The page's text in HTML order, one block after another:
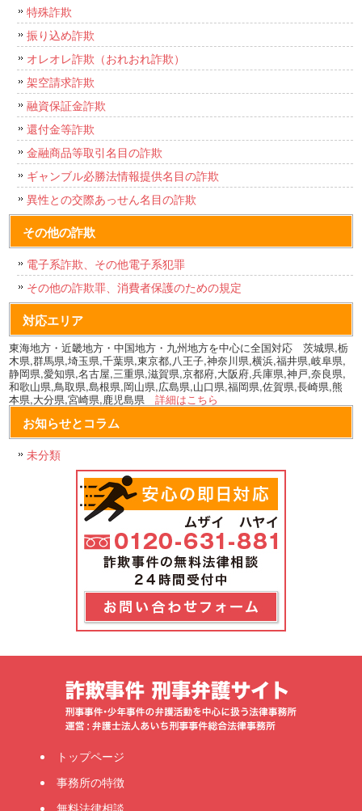
特殊詐欺
振り込め詐欺
オレオレ詐欺（おれおれ詐欺）
架空請求詐欺
融資保証金詐欺
還付金等詐欺
金融商品等取引名目の詐欺
ギャンブル必勝法情報提供名目の詐欺
異性との交際あっせん名目の詐欺
その他の詐欺
電子系詐欺、その他電子系犯罪
その他の詐欺罪、消費者保護のための規定
対応エリア
東海地方・近畿地方・中国地方・九州地方を中心に全国対応 茨城県,栃
木県,群馬県,埼玉県,千葉県,東京都,八王子,神奈川県,横浜,福井県,岐阜県,
静岡県,愛知県,名古屋,三重県,滋賀県,京都府,大阪府,兵庫県,神戸,奈良県,
和歌山県,鳥取県,島根県,岡山県,広島県,山口県,福岡県,佐賀県,長崎県,熊
本県,大分県,宮崎県,鹿児島県詳細はこちら
お知らせとコラム
未分類
トップページ
事務所の特徴